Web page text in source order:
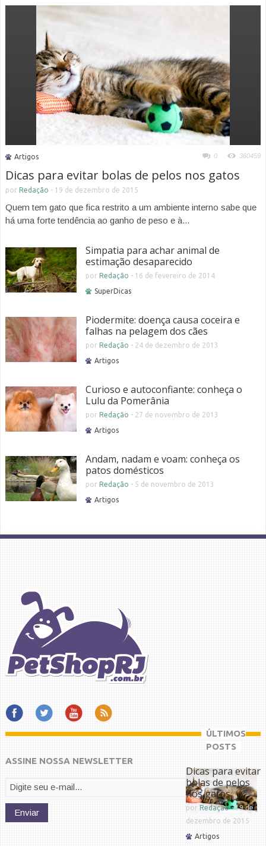
Artigos 0 360459
Dicas para evitar bolas de pelos nos gatos
por Redação - 19 de dezembro de 2015
Quem tem gato que fica restrito a um ambiente interno sabe que
há uma forte tendência ao ganho de peso e à...
Simpatia para achar animal de
estimação desaparecido
por Redação - 16 de fevereiro de 2014
SuperDicas
Piodermite: doença causa coceira e
falhas na pelagem dos cães
por Redação - 24 de dezembro de 2013
Artigos
Curioso e autoconfiante: conheça o
Lulu da Pomerânia
por Redação - 27 de novembro de 2013
Artigos
Andam, nadam e voam: conheça os
patos domésticos
por Redação - 5 de novembro de 2013
Artigos
ASSINE NOSSA NEWSLETTER
ÚLTIMOS
POSTS
Dicas para evitar
bolas de pelos
nos gatos
por Redação-19 de
dezembro de 2015
Artigos